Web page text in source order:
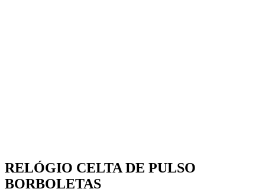
RELÓGIO CELTA DE PULSO
BORBOLETAS